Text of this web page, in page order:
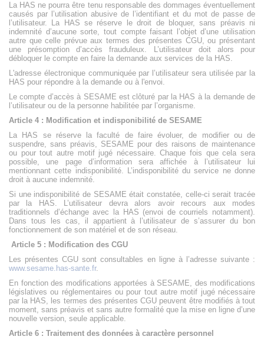
La HAS ne pourra être tenu responsable des dommages éventuellement
causés par l’utilisation abusive de l’identifiant et du mot de passe de
l’utilisateur. La HAS se réserve le droit de bloquer, sans préavis ni
indemnité d’aucune sorte, tout compte faisant l’objet d’une utilisation
autre que celle prévue aux termes des présentes CGU, ou présentant
une présomption d’accès frauduleux. L’utilisateur doit alors pour
débloquer le compte en faire la demande aux services de la HAS.
L'adresse électronique communiquée par l’utilisateur sera utilisée par la
HAS pour répondre à la demande ou à l'envoi.
Le compte d’accès à SESAME est clôturé par la HAS à la demande de
l’utilisateur ou de la personne habilitée par l’organisme.
Article 4 : Modification et indisponibilité de SESAME
La HAS se réserve la faculté de faire évoluer, de modifier ou de
suspendre, sans préavis, SESAME pour des raisons de maintenance
ou pour tout autre motif jugé nécessaire. Chaque fois que cela sera
possible, une page d’information sera affichée à l’utilisateur lui
mentionnant cette indisponibilité. L’indisponibilité du service ne donne
droit à aucune indemnité.
Si une indisponibilité de SESAME était constatée, celle-ci serait tracée
par la HAS. L’utilisateur devra alors avoir recours aux modes
traditionnels d’échange avec la HAS (envoi de courriels notamment).
Dans tous les cas, il appartient à l’utilisateur de s’assurer du bon
fonctionnement de son matériel et de son réseau.
Article 5 : Modification des CGU
Les présentes CGU sont consultables en ligne à l’adresse suivante :
www.sesame.has-sante.fr.
En fonction des modifications apportées à SESAME, des modifications
législatives ou réglementaires ou pour tout autre motif jugé nécessaire
par la HAS, les termes des présentes CGU peuvent être modifiés à tout
moment, sans préavis et sans autre formalité que la mise en ligne d’une
nouvelle version, seule applicable.
Article 6 : Traitement des données à caractère personnel